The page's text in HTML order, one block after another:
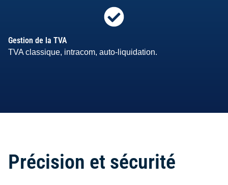
Gestion de la TVA
TVA classique, intracom, auto-liquidation.
Précision et sécurité